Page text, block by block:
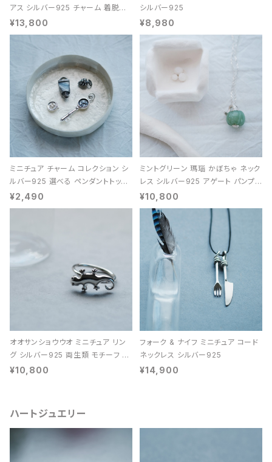
アス シルバー925 チャーム 着脱可
能 レディース ユニセックス
¥13,800
シルバー925
¥8,980
ミニチュア チャーム コレクション シ
ルバー925 選べる ペンダントトップ
レディース ユニセックス
¥2,490
ミントグリーン 瑪瑙 かぼちゃ ネック
レス シルバー925 アゲート パンプキ
ン 天然石 レディース
¥10,800
オオサンショウウオ ミニチュア リン
グ シルバー925 両生類 モチーフ レ
ディース ユニセックス
¥10,800
フォーク & ナイフ ミニチュア コード
ネックレス シルバー925
¥14,900
ハートジュエリー